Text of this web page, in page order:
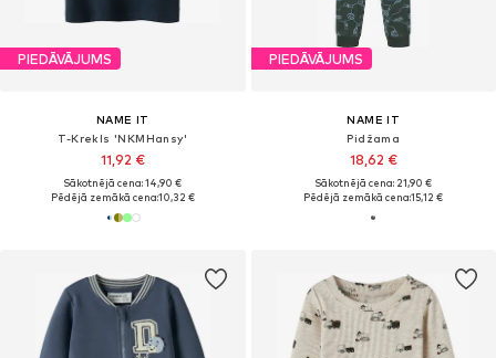
PIEDĀVĀJUMS
NAME IT
T-Krekls 'NKMHansy'
11,92 €
Sākotnējā cena: 14,90 €
Pēdējā zemākā cena:10,32 €
PIEDĀVĀJUMS
NAME IT
Pidžama
18,62 €
Sākotnējā cena: 21,90 €
Pēdējā zemākā cena:15,12 €